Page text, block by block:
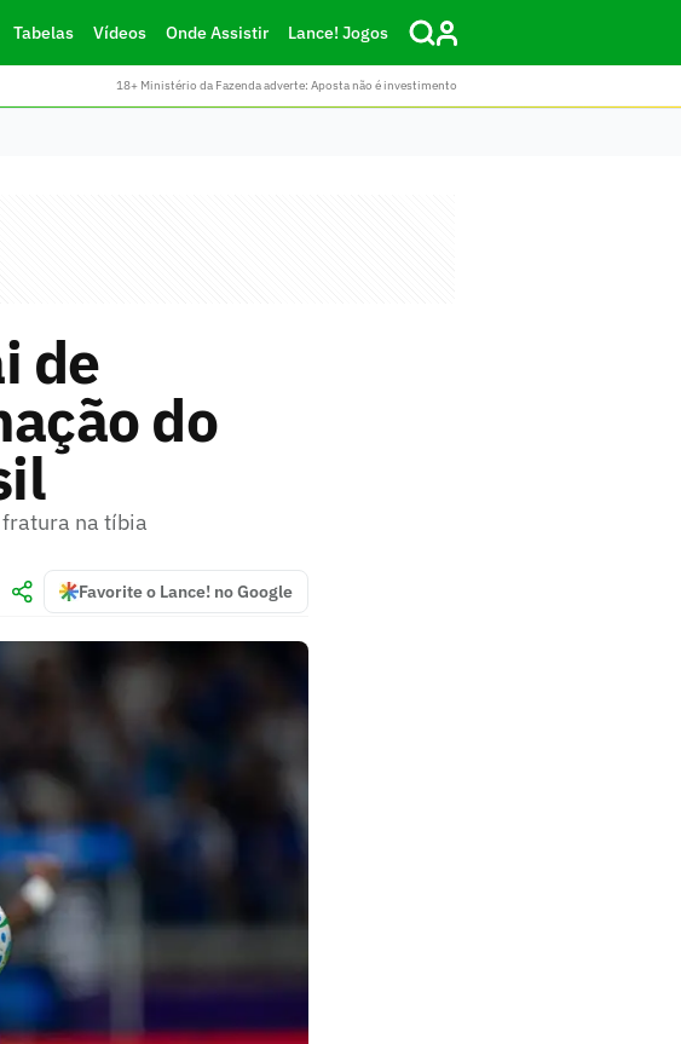
Tabelas Vídeos Onde Assistir Lance! Jogos
18+ Ministério da Fazenda adverte: Aposta não é investimento
de
do
na tíbia
Favorite o Lance! no Google